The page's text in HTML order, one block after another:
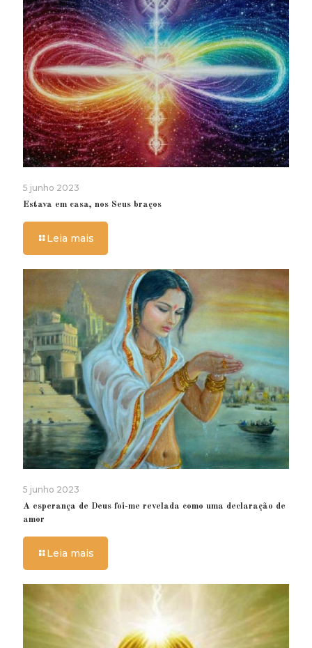
5 junho 2023
Estava em casa, nos Seus braços
Leia mais
5 junho 2023
A esperança de Deus foi-me revelada como uma declaração de
amor
Leia mais